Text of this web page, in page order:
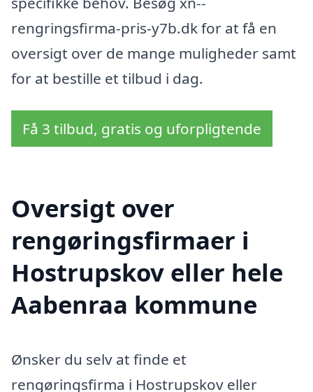
rengringsfirma-pris-y7b.dk for at få en
oversigt over de mange muligheder samt
for at bestille et tilbud i dag.
Få 3 tilbud, gratis og uforpligtende
Oversigt over
rengøringsfirmaer i
Hostrupskov eller hele
Aabenraa kommune
Ønsker du selv at finde et
rengøringsfirma i Hostrupskov eller